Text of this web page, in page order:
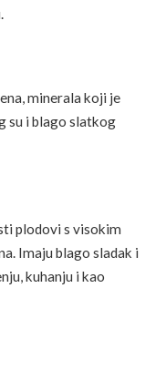
minerala koji je
su i blago slatkog
plodovi s visokim
Imaju blago sladak i
kuhanju i kao